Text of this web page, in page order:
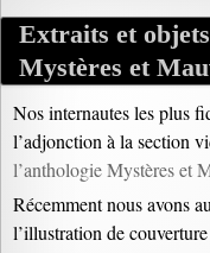
Extraits et
Mystères et
Nos internautes les plus
l’adjonction à la section
l’anthologie Mystères et
Récemment nous avons
l’illustration de couverture